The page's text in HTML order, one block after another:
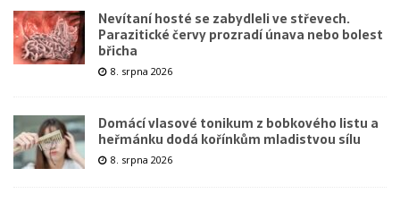
Nevítaní hosté se zabydleli ve střevech.
Parazitické červy prozradí únava nebo bolest
břicha
8. srpna 2026
Domácí vlasové tonikum z bobkového listu a
heřmánku dodá kořínkům mladistvou sílu
8. srpna 2026